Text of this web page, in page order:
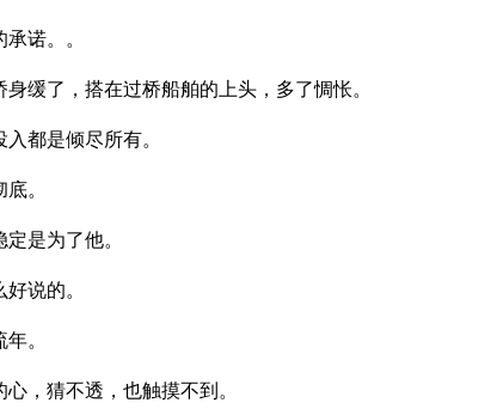
诺。。
缓了，搭在过桥船舶的上头，多了惆怅。
都是倾尽所有。
。
是为了他。
说的。
。
，猜不透，也触摸不到。